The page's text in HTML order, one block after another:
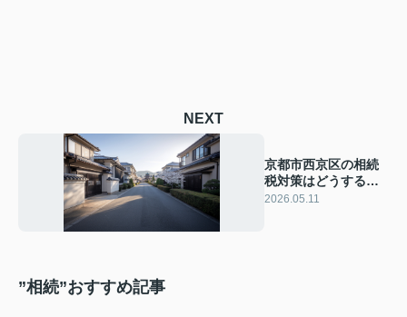
NEXT
京都市西京区の相続
税対策はどうする？
マンション活用で評
2026.05.11
”相続”おすすめ記事